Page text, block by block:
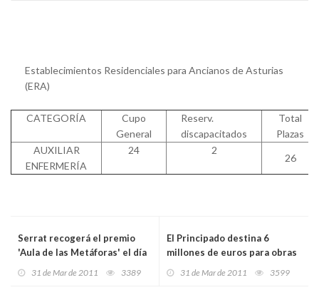
Establecimientos Residenciales para Ancianos de Asturias
(ERA)
CATEGORÍA
Cupo
General
Reserv.
discapacitados
Total
Plazas
AUXILIAR
ENFERMERÍA
24 2
26
Serrat recogerá el premio
'Aula de las Metáforas' el día
31 de Mar de 2011 3389
El Principado destina 6
millones de euros para obras
31 de Mar de 2011 3599